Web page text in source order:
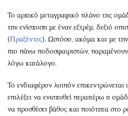
Το αρχικό μεταγραφικό πλάνο της
την ενίσχυση με έναν εξτρέμ, δεξιό
(Πραξέντες). Ωστόσο, ακόμα και με
πιο πάνω ποδοσφαιριστών, παραμένουν
λόγω κατάλογο.
Το ενδιαφέρον λοιπόν επικεντρώνεται
επιλέξει να ενισχυθεί περαιτέρω η
να προσθέσει βάθος και ποιότητα στο